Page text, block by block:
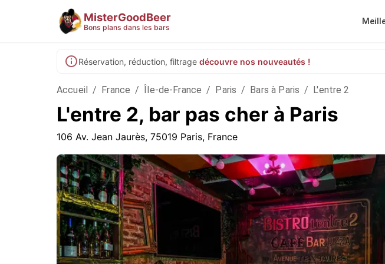
MisterGoodBeer
Bons plans dans les bars
Réservation, réduction, filtrage découvre nos nouveautés !
Accueil / France / Île-de-France / Paris / Bars à Paris / L'entre 2
L'entre 2, bar pas cher à Paris
106 Av. Jean Jaurès, 75019 Paris, France